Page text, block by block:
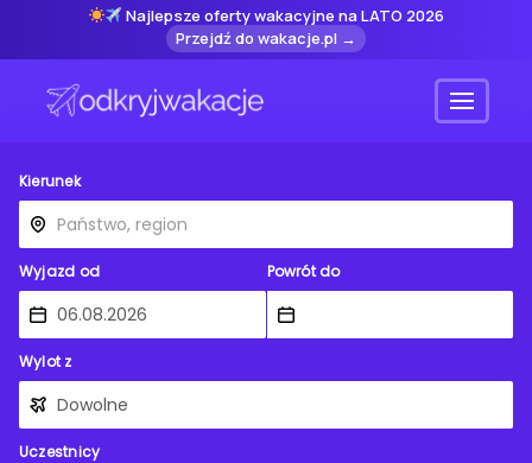
Najlepsze oferty wakacyjne na LATO 2026
Przejdź do wakacje.pl →
Menu
Kierunek
Wyjazd od Powrót do
Wylot z
Uczestnicy